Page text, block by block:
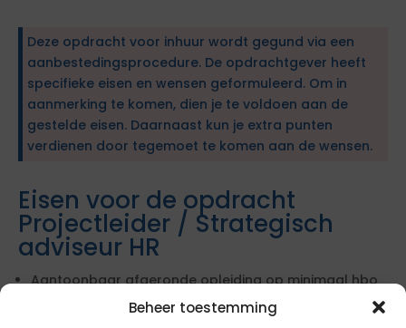
Beheer toestemming
Deze opdracht voor inhuur wordt gegund via een
aanbestedingsprocedure. De opdrachtgever heeft
specifieke eisen en wensen geformuleerd. Om in
aanmerking te komen, dien je te voldoen aan de
gestelde eisen. Daarnaast kun je extra punten
verdienen door tegemoet te komen aan de wensen.
Eisen voor de opdracht
Projectleider / Strategisch
adviseur HR
Aantoonbaar afgeronde opleiding op minimaal hbo
bachelor niveau in de richting van Human Resource